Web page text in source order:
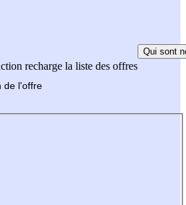
recharge la liste des offres
Qui sont
de l'offre